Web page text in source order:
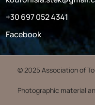
+30 697 052 4341
Facebook
© 2025 Association of
Photographic material